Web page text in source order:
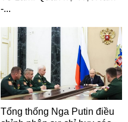
-...
Tổng thống Nga Putin điều